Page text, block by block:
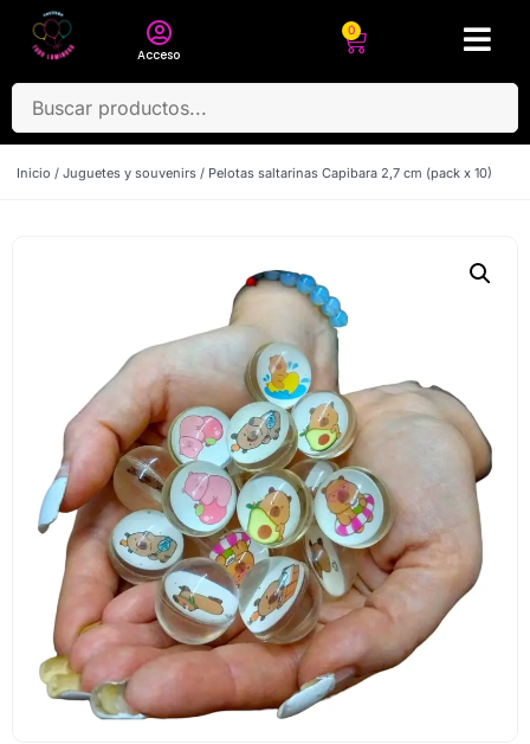
Acceso
0
Inicio / Juguetes y souvenirs / Pelotas saltarinas Capibara 2,7 cm (pack x 10)